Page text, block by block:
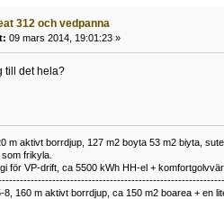
312 och vedpanna
09 mars 2014, 19:01:23 »
till det hela?
m aktivt borrdjup, 127 m2 boyta 53 m2 biyta,
frikyla.
för VP-drift, ca 5500 kWh HH-el +
160 m aktivt borrdjup, ca 150 m2 boarea + en